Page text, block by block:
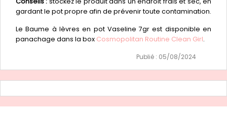
gardant le pot propre afin de prévenir toute contamination.
Le Baume à lèvres en pot Vaseline 7gr est disponible en
panachage dans la box Cosmopolitan Routine Clean Girl.
Publié : 05/08/2024